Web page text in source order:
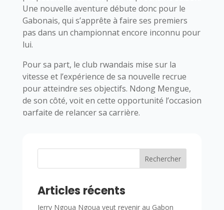
Une nouvelle aventure débute donc pour le
Gabonais, qui s’apprête à faire ses premiers
pas dans un championnat encore inconnu pour
lui.
Pour sa part, le club rwandais mise sur la
vitesse et l’expérience de sa nouvelle recrue
pour atteindre ses objectifs. Ndong Mengue,
de son côté, voit en cette opportunité l’occasion
parfaite de relancer sa carrière.
Rechercher
Articles récents
Jerry Ngoua Ngoua veut revenir au Gabon